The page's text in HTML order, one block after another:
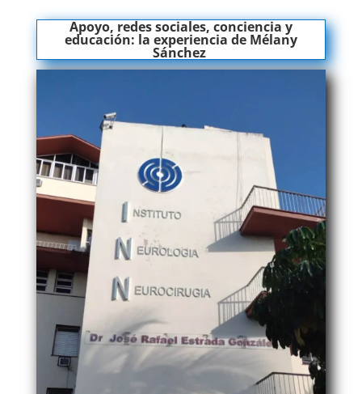
Apoyo, redes sociales, conciencia y
educación: la experiencia de Mélany
Sánchez